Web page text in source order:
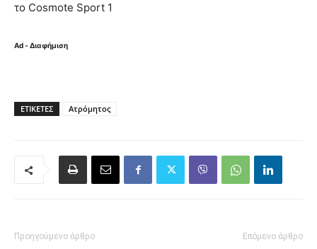
το Cosmote Sport 1
Ad - Διαφήμιση
ΕΤΙΚΈΤΕΣ Ατρόμητος
Προηγούμενο άρθρο Επόμενο άρθρο